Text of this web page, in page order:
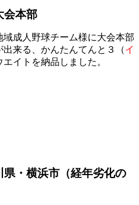
会本部
成人野球チーム様に大会本部
来る、かんたんてんと３（イ
イトを納品しました。
・横浜市（経年劣化の